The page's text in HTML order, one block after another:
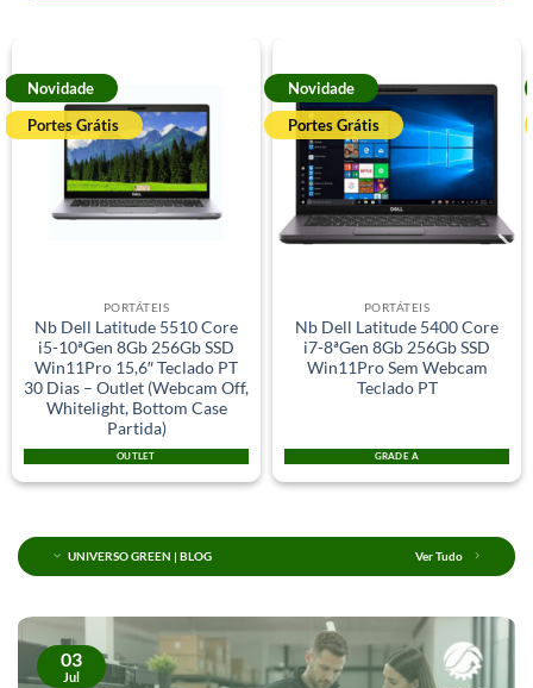
Novidade
Portes Grátis
PORTÁTEIS
Nb Dell Latitude 5510 Core
i5-10ªGen 8Gb 256Gb SSD
Win11Pro 15,6″ Teclado PT
30 Dias – Outlet (Webcam Off,
Whitelight, Bottom Case
Partida)
OUTLET
Novidade
Portes Grátis
PORTÁTEIS
Nb Dell Latitude 5400 Core
i7-8ªGen 8Gb 256Gb SSD
Win11Pro Sem Webcam
Teclado PT
GRADE A
UNIVERSO GREEN | BLOG Ver Tudo
03
Jul